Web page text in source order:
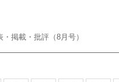
掲載・批評（8月号）